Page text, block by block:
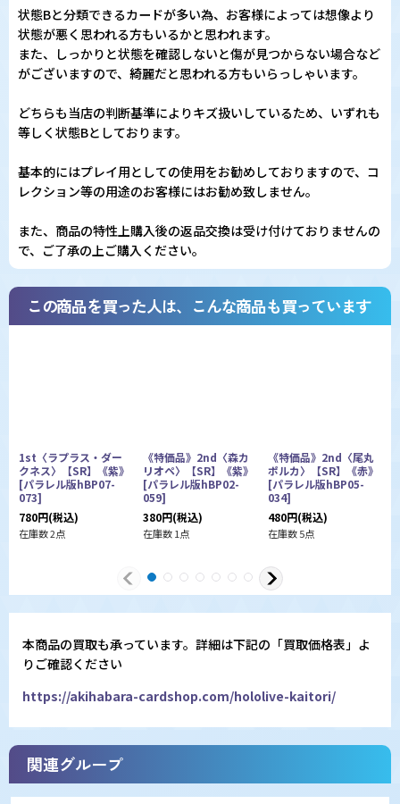
状態Bと分類できるカードが多い為、お客様によっては想像より
状態が悪く思われる方もいるかと思われます。
また、しっかりと状態を確認しないと傷が見つからない場合など
がございますので、綺麗だと思われる方もいらっしゃいます。
どちらも当店の判断基準によりキズ扱いしているため、いずれも
等しく状態Bとしております。
基本的にはプレイ用としての使用をお勧めしておりますので、コ
レクション等の用途のお客様にはお勧め致しません。
また、商品の特性上購入後の返品交換は受け付けておりませんの
で、ご了承の上ご購入ください。
この商品を買った人は、こんな商品も買っています
1st〈ラプラス・ダー
クネス〉【SR】《紫》
[パラレル版hBP07-
073]
780円(税込)
在庫数 2点
《特価品》2nd〈森カ
リオペ〉【SR】《紫》
[パラレル版hBP02-
059]
380円(税込)
在庫数 1点
《特価品》2nd〈尾丸
ポルカ〉【SR】《赤》
[パラレル版hBP05-
034]
480円(税込)
在庫数 5点
本商品の買取も承っています。詳細は下記の「買取価格表」よ
りご確認ください
https://akihabara-cardshop.com/hololive-kaitori/
関連グループ